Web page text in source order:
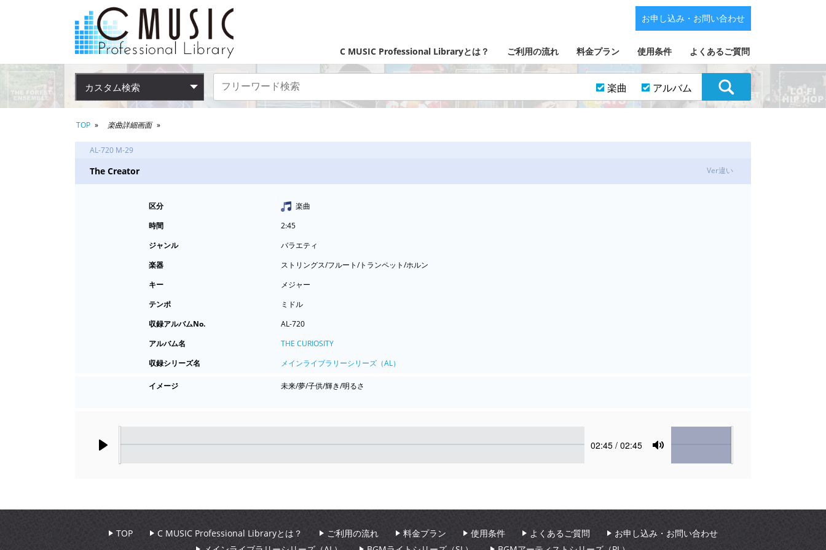
C MUSIC Professional Libraryとは？ ご利用の流れ 料金プラン 使用条件 よくあるご質問
お申し込み・お問い合わせ
カスタム検索 楽曲 アルバム
TOP 楽曲詳細画面
AL-720 M-29
The Creator Ver違い
区分
楽曲
時間
2:45
ジャンル
バラエティ
楽器
ストリングス/フルート/トランペット/ホルン
キー
メジャー
テンポ
ミドル
収録アルバムNo.
AL-720
アルバム名
THE CURIOSITY
収録シリーズ名
メインライブラリーシリーズ（AL）
イメージ 未来/夢/子供/輝き/明るさ
Current
02:45 / 02:45
Mute
Volume
TOP C MUSIC Professional Libraryとは？ ご利用の流れ 料金プラン 使用条件 よくあるご質問
お申し込み・お問い合わせ